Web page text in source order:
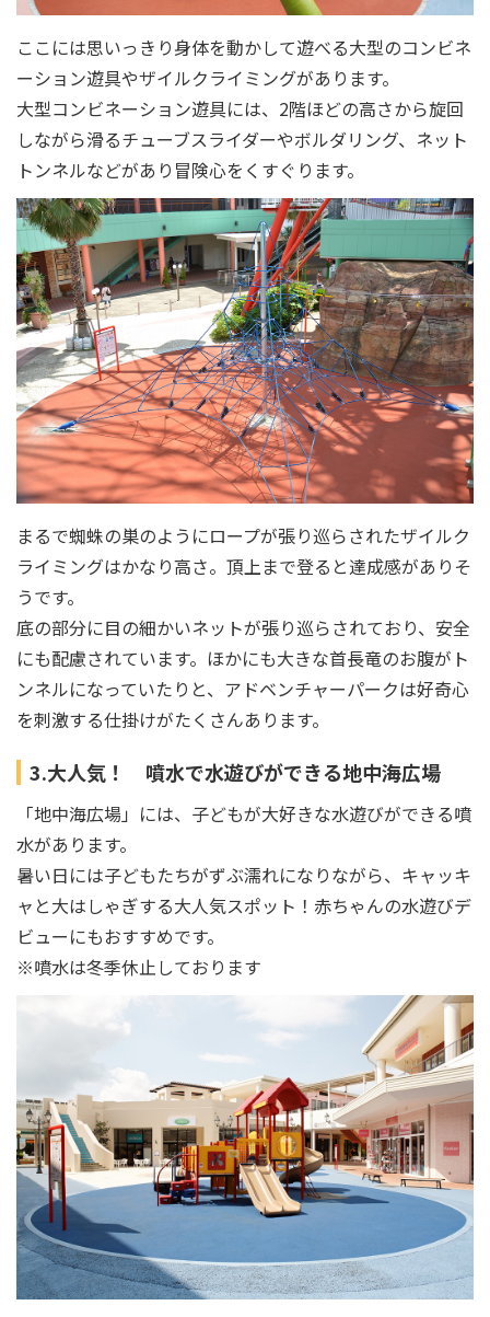
ここには思いっきり身体を動かして遊べる大型のコンビネ
ーション遊具やザイルクライミングがあります。
大型コンビネーション遊具には、2階ほどの高さから旋回
しながら滑るチューブスライダーやボルダリング、ネット
トンネルなどがあり冒険心をくすぐります。
まるで蜘蛛の巣のようにロープが張り巡らされたザイルク
ライミングはかなり高さ。頂上まで登ると達成感がありそ
うです。
底の部分に目の細かいネットが張り巡らされており、安全
にも配慮されています。ほかにも大きな首長竜のお腹がト
ンネルになっていたりと、アドベンチャーパークは好奇心
を刺激する仕掛けがたくさんあります。
3.大人気！ 噴水で水遊びができる地中海広場
「地中海広場」には、子どもが大好きな水遊びができる噴
水があります。
暑い日には子どもたちがずぶ濡れになりながら、キャッキ
ャと大はしゃぎする大人気スポット！赤ちゃんの水遊びデ
ビューにもおすすめです。
※噴水は冬季休止しております